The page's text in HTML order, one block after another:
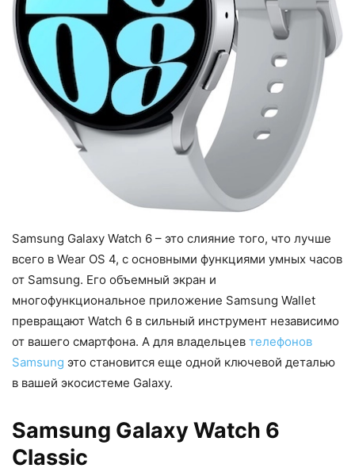
Samsung Galaxy Watch 6 – это слияние того, что лучше
всего в Wear OS 4, с основными функциями умных часов
от Samsung. Его объемный экран и
многофункциональное приложение Samsung Wallet
превращают Watch 6 в сильный инструмент независимо
от вашего смартфона. А для владельцев телефонов
Samsung это становится еще одной ключевой деталью
в вашей экосистеме Galaxy.
Samsung Galaxy Watch 6
Classic